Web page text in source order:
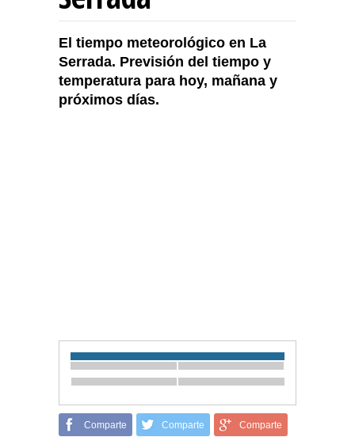
El tiempo meteorológico en La
Serrada. Previsión del tiempo y
temperatura para hoy, mañana y
próximos días.
Comparte Comparte Comparte